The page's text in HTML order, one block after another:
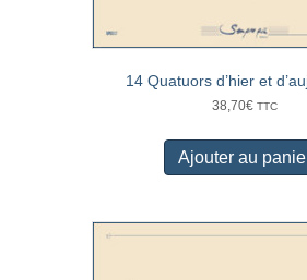
14 Quatuors d’hier et
38,70€ TTC
Ajouter au